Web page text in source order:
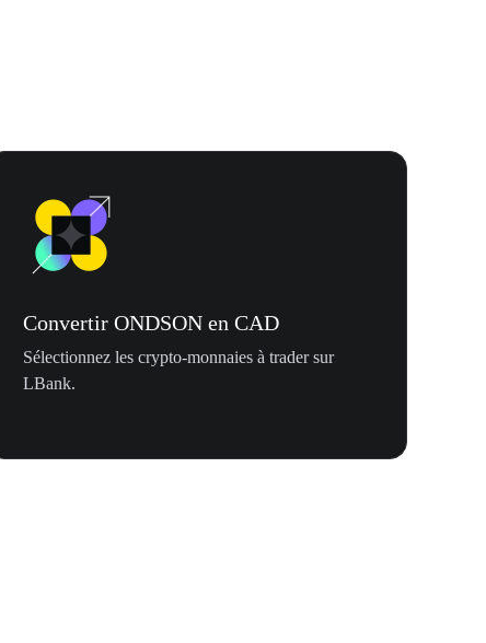
Convertir ONDSON en CAD
Sélectionnez les crypto-monnaies à trader sur
LBank.